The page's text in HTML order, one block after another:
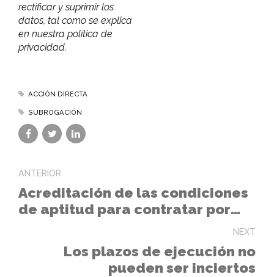
rectificar y suprimir los
datos, tal como se explica
en nuestra política de
privacidad.
ACCIÓN DIRECTA
SUBROGACIÓN
ANTERIOR
Acreditación de las condiciones
de aptitud para contratar por
NEXT
Los plazos de ejecución no
pueden ser inciertos